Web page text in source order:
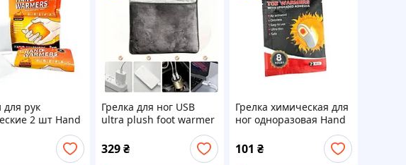
для рук
2 шт Hand
Грелка для ног USB
ultra plush foot warmer
329₴
Грелка химическая для
ног одноразовая Hand
101 ₴